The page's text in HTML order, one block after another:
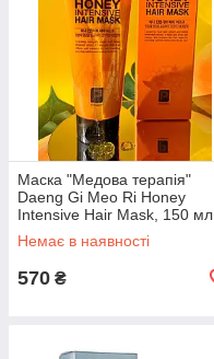
Маска "Медова терапія"
Daeng Gi Meo Ri Honey
Intensive Hair Mask, 150 мл
Немає в наявності
570 ₴